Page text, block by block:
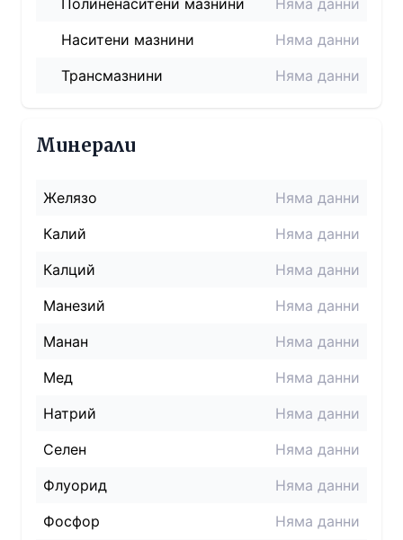
Полиненаситени мазнини
Няма данни
Наситени мазнини
Няма данни
Трансмазнини
Няма данни
Минерали
Желязо
Няма данни
Калий
Няма данни
Калций
Няма данни
Манезий
Няма данни
Манан
Няма данни
Мед
Няма данни
Натрий
Няма данни
Селен
Няма данни
Флуорид
Няма данни
Фосфор
Няма данни